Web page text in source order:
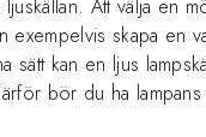
Att välja en
exempelvis skapa en
sätt kan en ljus
bör du ha